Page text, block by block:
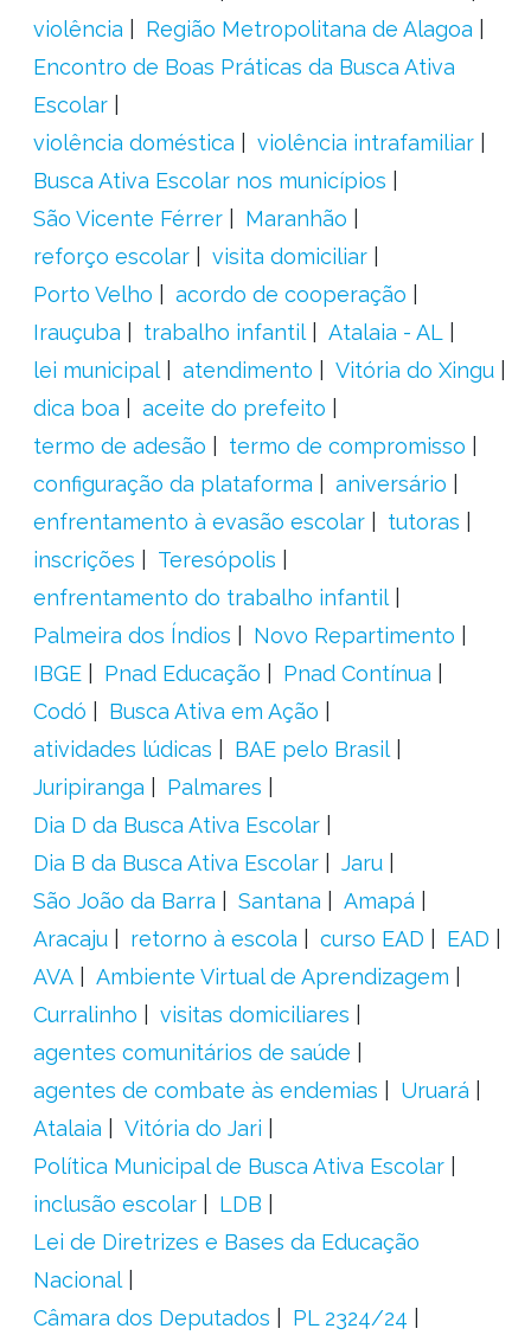
violência
Região Metropolitana de Alagoa
Encontro de Boas Práticas da Busca Ativa
Escolar
violência doméstica
violência intrafamiliar
Busca Ativa Escolar nos municípios
São Vicente Férrer
Maranhão
reforço escolar
visita domiciliar
Porto Velho
acordo de cooperação
Irauçuba
trabalho infantil
Atalaia - AL
lei municipal
atendimento
Vitória do Xingu
dica boa
aceite do prefeito
termo de adesão
termo de compromisso
configuração da plataforma
aniversário
enfrentamento à evasão escolar
tutoras
inscrições
Teresópolis
enfrentamento do trabalho infantil
Palmeira dos Índios
Novo Repartimento
IBGE
Pnad Educação
Pnad Contínua
Codó
Busca Ativa em Ação
atividades lúdicas
BAE pelo Brasil
Juripiranga
Palmares
Dia D da Busca Ativa Escolar
Dia B da Busca Ativa Escolar
Jaru
São João da Barra
Santana
Amapá
Aracaju
retorno à escola curso EAD
EAD
AVA
Ambiente Virtual de Aprendizagem
Curralinho
visitas domiciliares
agentes comunitários de saúde
agentes de combate às endemias
Uruará
Atalaia
Vitória do Jari
Política Municipal de Busca Ativa Escolar
inclusão escolar
LDB
Lei de Diretrizes e Bases da Educação
Nacional
Câmara dos Deputados
PL 2324/24